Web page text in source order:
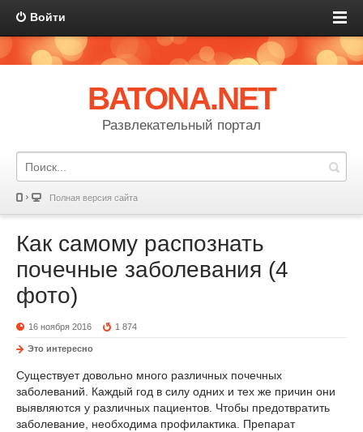
Войти
BATONA.NET
Развлекательный портал
Полная версия сайта
Как самому распознать
почечные заболевания (4
фото)
16 ноября 2016 1 874
Это интересно
Существует довольно много различных почечных
заболеваний. Каждый год в силу одних и тех же причин они
выявляются у различных пациентов. Чтобы предотвратить
заболевание, необходима профилактика. Препарат